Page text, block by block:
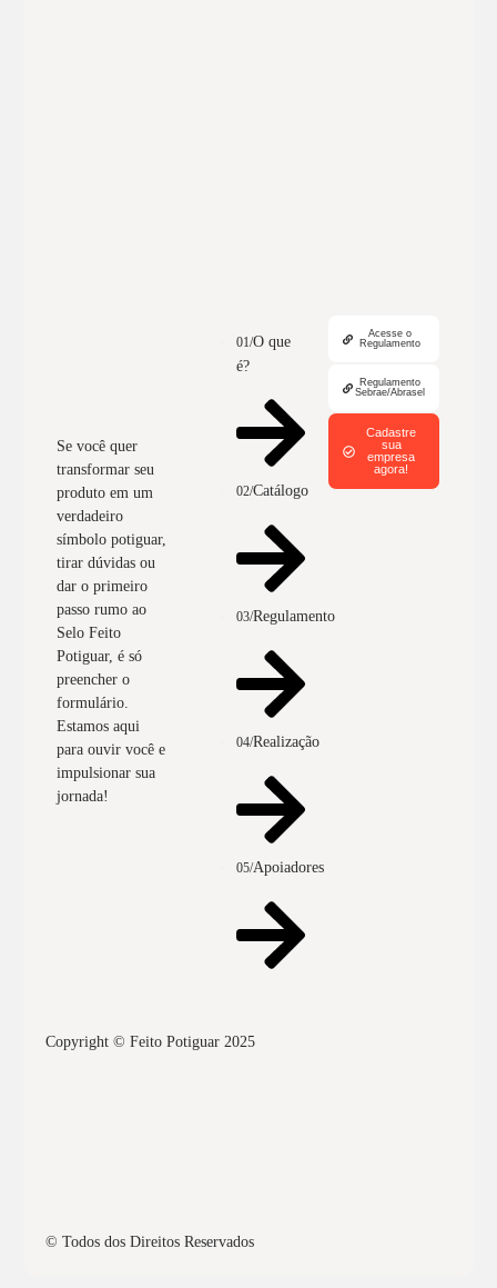
Se você quer
transformar seu
produto em um
verdadeiro
símbolo potiguar,
tirar dúvidas ou
dar o primeiro
passo rumo ao
Selo Feito
Potiguar, é só
preencher o
formulário.
Estamos aqui
para ouvir você e
impulsionar sua
jornada!
01/O que
é?
02/Catálogo
03/Regulamento
04/Realização
05/Apoiadores
Acesse o
Regulamento
Regulamento
Sebrae/Abrasel
Cadastre
sua
empresa
agora!
Copyright © Feito Potiguar 2025
© Todos dos Direitos Reservados